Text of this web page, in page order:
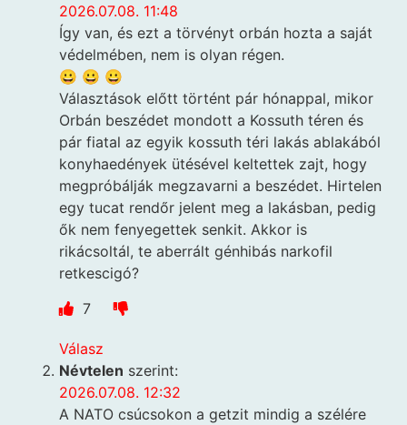
2026.07.08. 11:48
Így van, és ezt a törvényt orbán hozta a saját
védelmében, nem is olyan régen.
😀 😀 😀
Választások előtt történt pár hónappal, mikor
Orbán beszédet mondott a Kossuth téren és
pár fiatal az egyik kossuth téri lakás ablakából
konyhaedények ütésével keltettek zajt, hogy
megpróbálják megzavarni a beszédet. Hirtelen
egy tucat rendőr jelent meg a lakásban, pedig
ők nem fenyegettek senkit. Akkor is
rikácsoltál, te aberrált génhibás narkofil
retkescigó?
7
Válasz
Névtelen szerint:
2026.07.08. 12:32
A NATO csúcsokon a getzit mindig a szélére